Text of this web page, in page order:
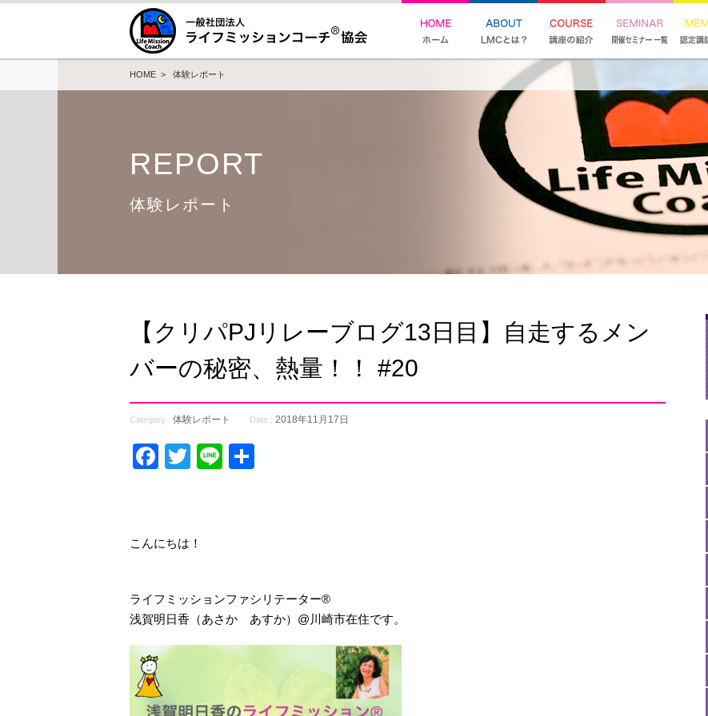
HOME > 体験レポート
REPORT
体験レポート
【クリパPJリレーブログ13日目】自走するメン
バーの秘密、熱量！！ #20
Category : 体験レポート Date : 2018年11月17日
Facebook
Twitter
Line
こんにちは！
ライフミッションファシリテーター®
浅賀明日香（あさか あすか）@川崎市在住です。